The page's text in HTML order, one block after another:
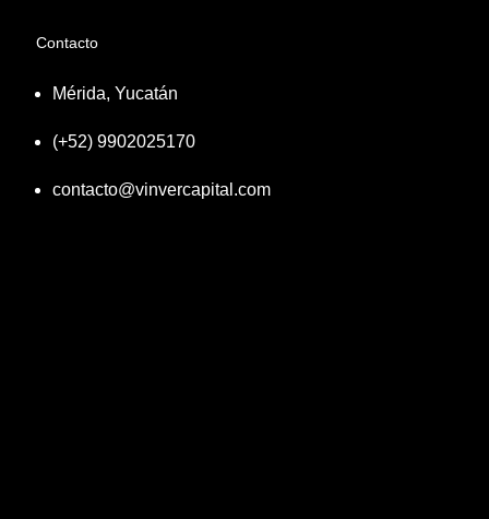
Contacto
Mérida, Yucatán
(+52) 9902025170
contacto@vinvercapital.com